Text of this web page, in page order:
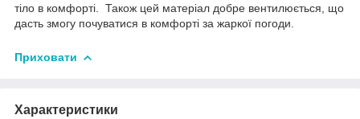
тіло в комфорті. Також цей матеріал добре вентилюється, що
дасть змогу почуватися в комфорті за жаркої погоди.
Приховати
Характеристики